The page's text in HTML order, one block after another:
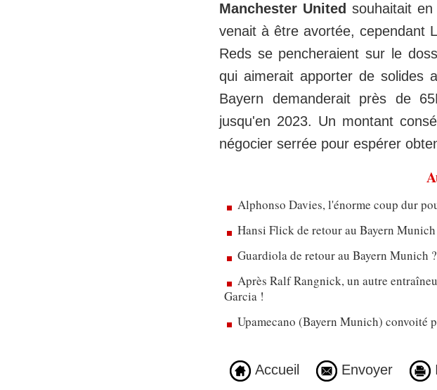
Manchester United souhaitait
venait à être avortée, cependant
Reds se pencheraient sur le
qui aimerait apporter de solides
Bayern demanderait près de
jusqu'en 2023. Un montant
négocier serrée pour espérer
Alphonso Davies, l'énorme coup dur
Hansi Flick de retour au Bayern Munich
Guardiola de retour au Bayern Munich
Après Ralf Rangnick, un autre
Garcia !
Upamecano (Bayern Munich) convoité
Accueil Envoyer